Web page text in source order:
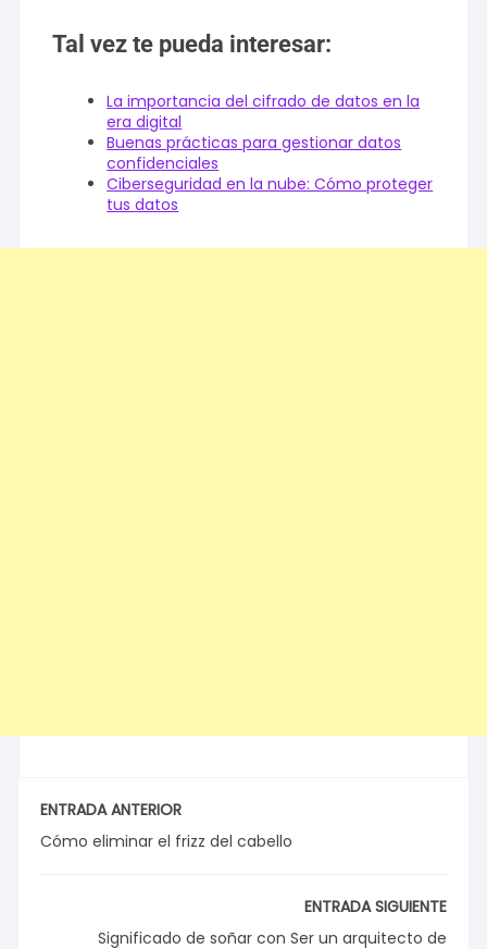
Tal vez te pueda interesar:
La importancia del cifrado de datos en la
era digital
Buenas prácticas para gestionar datos
confidenciales
Ciberseguridad en la nube: Cómo proteger
tus datos
ENTRADA ANTERIOR
Cómo eliminar el frizz del cabello
ENTRADA SIGUIENTE
Significado de soñar con Ser un arquitecto de